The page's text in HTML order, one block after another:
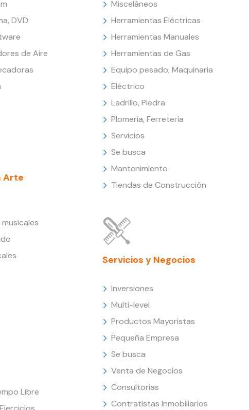
DVD
de Aire
Arte
Libre
Misceláneos
Herramientas Eléctricas
Herramientas Manuales
Herramientas de Gas
Equipo pesado, Maquinaria
Eléctrico
Ladrillo, Piedra
Plomería, Ferretería
Servicios
Se busca
Mantenimiento
Tiendas de Construcción
Servicios y Negocios
Inversiones
Multi-level
Productos Mayoristas
Pequeña Empresa
Se busca
Venta de Negocios
Consultorías
Contratistas Inmobiliarios